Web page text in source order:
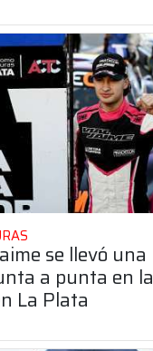
se llevó una
a punta en la
La Plata